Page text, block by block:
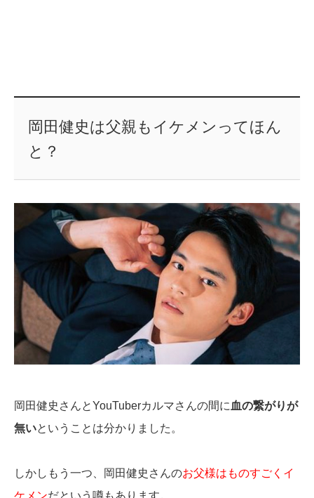
岡田健史は父親もイケメンってほん
と？
岡田健史さんとYouTuberカルマさんの間に 血の繋がりが
無いということは分かりました。
しかしもう一つ、岡田健史さんのお父様はものすごくイ
ケメンだという噂もあります。